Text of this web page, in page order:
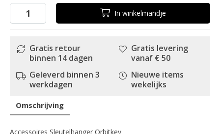
In winkelmandje
Gratis retour
binnen 14 dagen
Geleverd binnen 3
werkdagen
Gratis levering
vanaf € 50
Nieuwe items
wekelijks
Omschrijving
Accessoires Sleutelhanger Orbitkey